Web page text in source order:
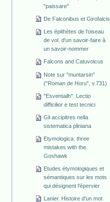
"paissare"
De Falconibus et Girofalcis
Les épithètes de l'oiseau
de vol. d'un savoir-faire à
un savoir-nommer
Falcons and Catuvolcus
Note sur "muntarsin"
("Roman de Horu", v.731)
"Esventailh". Lectio
difficilior e test tecnici
Gli accipitres nella
sistematica pliniana
Etymologica: three
mistakes with the
Goshawk
Etudes étymologiques et
sémantiques sur les mots
qui désignent l'épervier
Lanier. Histoire d'un mot